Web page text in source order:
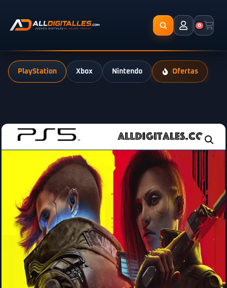
0
PlayStation Xbox Nintendo Ofertas